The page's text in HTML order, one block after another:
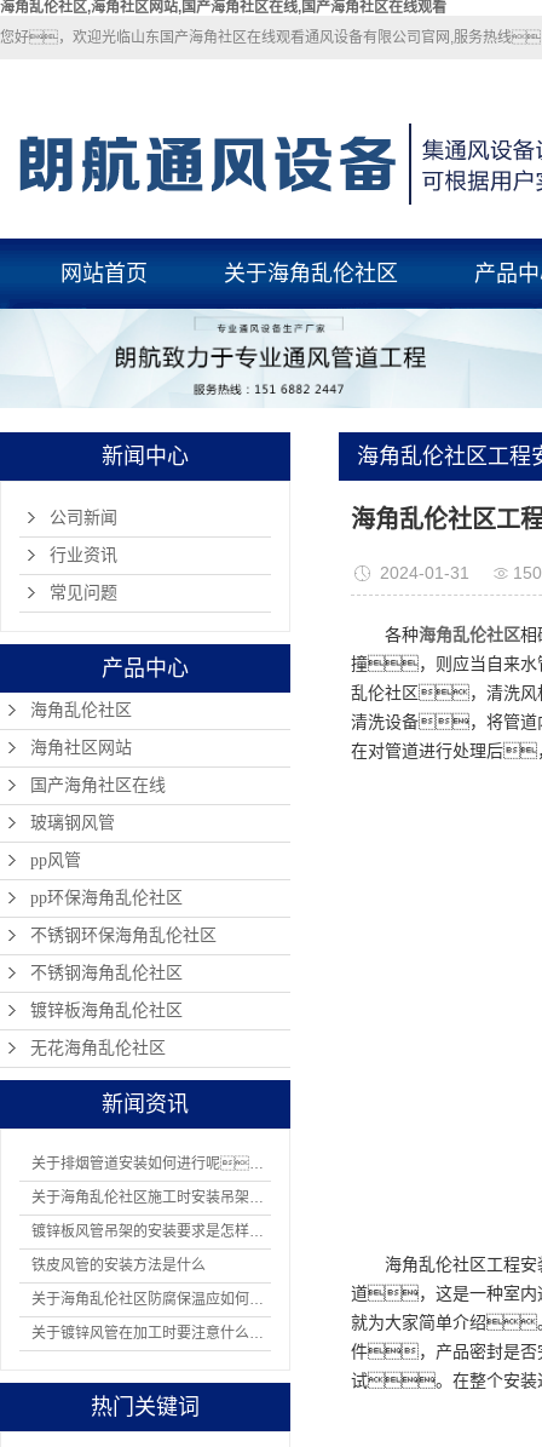
海角乱伦社区,海角社区网站,国产海角社区在线,国产海角社区在线观看
您好，欢迎光临山东国产海角社区在线观看通风设备有限公司官网,服务热线
网站首页 关于海角乱伦社区
关于海角乱伦社区
产品
玻璃钢风
pp风管
新闻中心
公司新闻
行业资讯
常见问题
产品中心
海角乱伦社区
海角社区网站
国产海角社区在线
玻璃钢风管
pp风管
pp环保海角乱伦社区
不锈钢环保海角乱伦社区
不锈钢海角乱伦社区
镀锌板海角乱伦社区
无花海角乱伦社区
新闻资讯
关于排烟管道安装如何进行呢？
关于海角乱伦社区施工时安装吊架有哪8项规定
镀锌板风管吊架的安装要求是怎样的？
铁皮风管的安装方法是什么
关于海角乱伦社区防腐保温应如何操作
关于镀锌风管在加工时要注意什么问题
热门关键词
海角乱伦社区工程
些？
海角乱伦社区
2024-01-31
各种海角乱伦社区
撞，则应当自来
乱伦社区，清洗风
清洗设备，将管道
在对管道进行处理后
海角乱伦社区工程
道，这是一种室内
就为大家简单介绍
件，产品密封是否
试。在整个安装